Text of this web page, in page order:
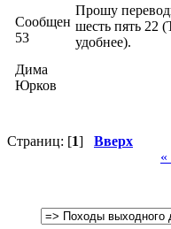
Сообщений:
53
Дима
Юрков
Прошу
шесть пять 22
удобнее).
Страниц: [1] Вверх
«